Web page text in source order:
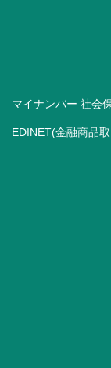
マイナンバー 社会
EDINET(金融商品